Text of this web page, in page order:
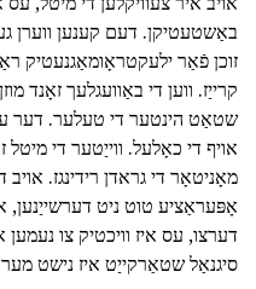
באַשטעטיקן. דעם קענען ווערן
זוכן פֿאַר ילעקטראָומאַגנעטיק
קרייַז. ווען די באַוועגלעך זאָנד
שטאַט הינטער די טעלער. דער
מאָניטאָר די גראדן רידינגז.
אָפּעראַציע טוט ניט דערשייַנען,
דערצו, עס איז וויכטיק צו נעמען
סיגנאַל שטאַרקייַט איז נישט מער ווי 0.4